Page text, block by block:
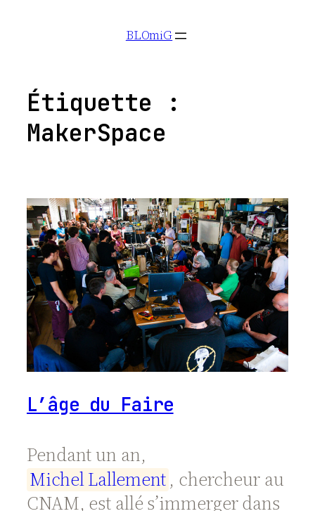
BLOmiG
Étiquette :
MakerSpace
L’âge du Faire
Pendant un an,
MichelLallement, chercheur au
CNAM, est allé s’immerger dans